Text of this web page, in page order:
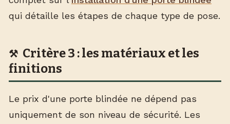
qui détaille les étapes de chaque type de pose.
Critère 3 : les matériaux et les
finitions
Le prix d'une porte blindée ne dépend pas
uniquement de son niveau de sécurité. Les